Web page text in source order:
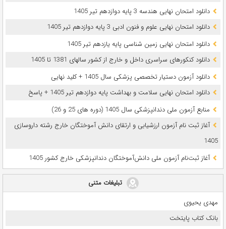
دانلود امتحان نهایی هندسه 3 پایه دوازدهم تیر 1405
دانلود امتحان نهایی علوم و فنون ادبی 3 پایه دوازدهم تیر 1405
دانلود امتحان نهایی زمین شناسی پایه یازدهم تیر 1405
دانلود کنکورهای سراسری داخل و خارج از کشور سالهای 1381 تا 1405
دانلود آزمون دستیار تخصصی پزشکی سال 1405 + کلید نهایی
دانلود امتحان نهایی سلامت و بهداشت پایه دوازدهم تیر 1405 + پاسخ
ﻣﻨﺎﺑﻊ آزﻣﻮن ﻣﻠﯽ دندانپزشکی سال 1405 (دوره های 25 و 26)
آغاز ثبت نام آزمون‌ ارزشیابی و ارتقای دانش آموختگان خارج رشته داروسازی
1405
آغاز ثبت‌نام آزمون ملی دانش‌آموختگان دندانپزشکی خارج کشور 1405
تبلیغات متنی
مهدی یحیوی
بانک کتاب پایتخت